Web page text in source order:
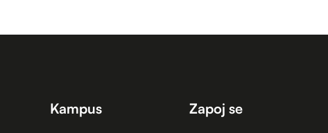
Kampus Zapoj se